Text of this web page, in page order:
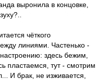
выронила в концовке,
чёткого
линиями. Частенько -
здесь бежим,
пластаемся, тут - смотрим
И брак, не изживается,